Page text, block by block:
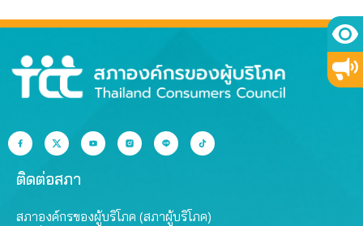
ติดต่อสภา
สภาองค์กรของผู้บริโภค (สภาผู้บริโภค)